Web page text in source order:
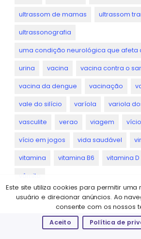
ultrassom de mamas ultrassom
ultrassonografia
uma condição neurológica que afeta
urina vacina vacina contra o
vacina da dengue vacinação
vale do silício varíola variola
vasculite verao viagem vício
vício em jogos vida saudável
vitamina vitamina B6 vitamina D
vômito
Este site utiliza cookies para permitir
usuário e direcionar anúncios. Ao
consente com os nossos
Aceito Política de